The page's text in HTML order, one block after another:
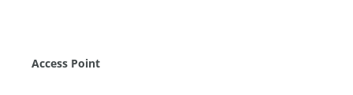
Access Point